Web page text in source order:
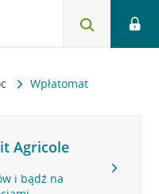
Wpłatomat
Agricole
i bądź na